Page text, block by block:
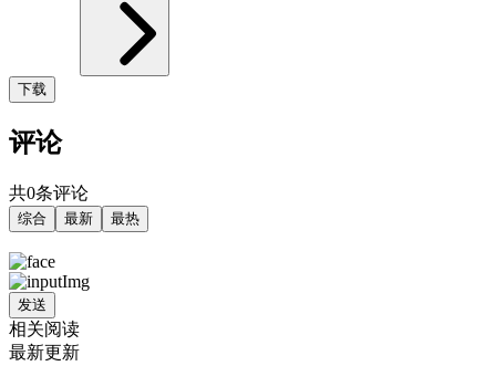
下载
评论
共0条评论
综合 最新 最热
发送
相关阅读
最新更新